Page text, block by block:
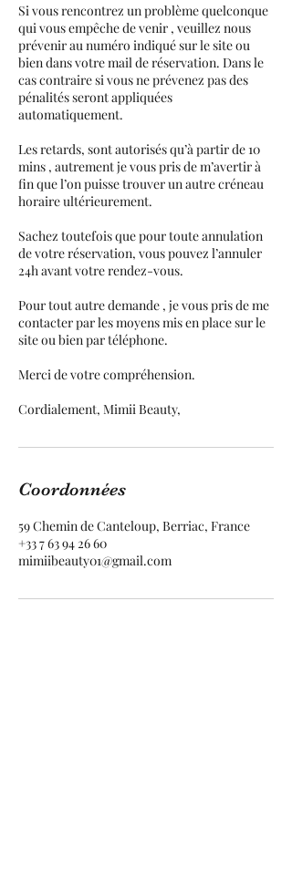
Si vous rencontrez un problème quelconque
qui vous empêche de venir , veuillez nous
prévenir au numéro indiqué sur le site ou
bien dans votre mail de réservation. Dans le
cas contraire si vous ne prévenez pas des
pénalités seront appliquées
automatiquement.
Les retards, sont autorisés qu’à partir de 10
mins , autrement je vous pris de m’avertir à
fin que l’on puisse trouver un autre créneau
horaire ultérieurement.
Sachez toutefois que pour toute annulation
de votre réservation, vous pouvez l’annuler
24h avant votre rendez-vous.
Pour tout autre demande , je vous pris de me
contacter par les moyens mis en place sur le
site ou bien par téléphone.
Merci de votre compréhension.
Coordonnées
59 Chemin de Canteloup, Berriac, France
+33 7 63 94 26 60
mimiibeauty01@gmail.com